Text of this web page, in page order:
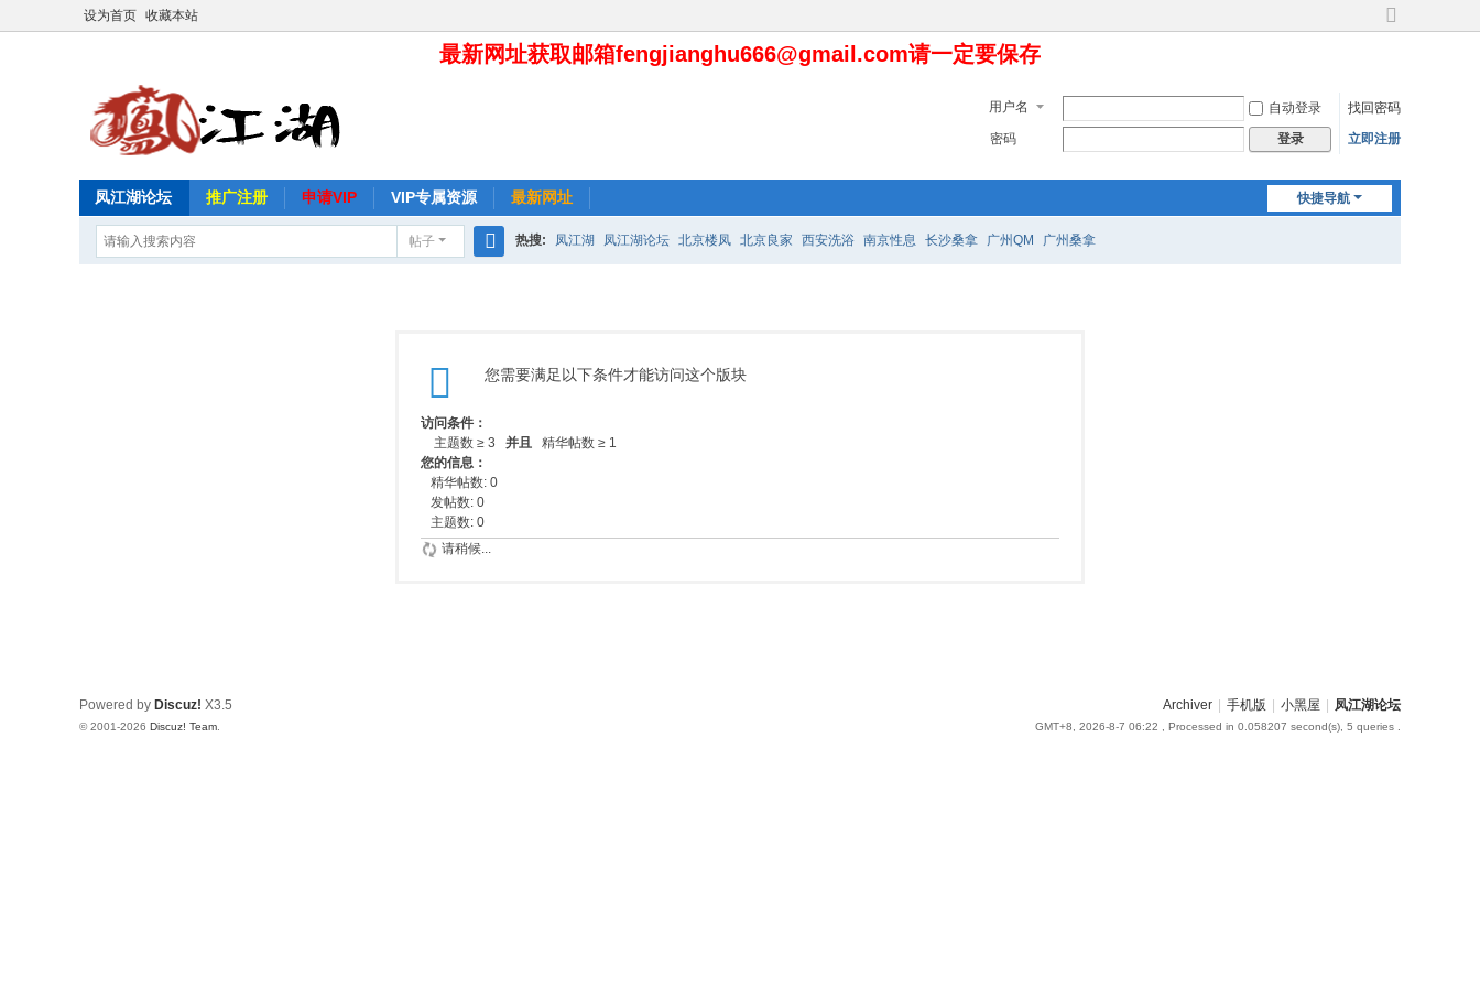
设为首页 收藏本站
切
版
最新网址获取邮箱fengjianghu666@gmail.com请一定要保存
用户名 自动登录
找回密码
密码
登录 立即注册
快捷导航
凤江湖论坛 推广注册 申请VIP VIP专属资源 最新网址
帖子 热搜: 凤江湖 凤江湖论坛 北京楼凤 北京良家 西安洗浴 南京性息 长沙桑拿 广州QM 广州桑拿
您需要满足以下条件才能访问这个版块
访问条件：
主题数 ≥ 3 并且 精华帖数 ≥ 1
您的信息：
精华帖数: 0
发帖数: 0
主题数: 0
请稍候...
Archiver 手机版 小黑屋 凤江湖论坛
GMT+8, 2026-8-7 06:22 , Processed in 0.058207 second(s), 5 queries .
Powered by Discuz! X3.5
© 2001-2026 Discuz! Team